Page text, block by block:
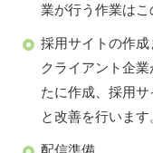
業が行う作業はこ
採用サイトの作
クライアント企
たに作成、採用
と改善を行います
配信準備